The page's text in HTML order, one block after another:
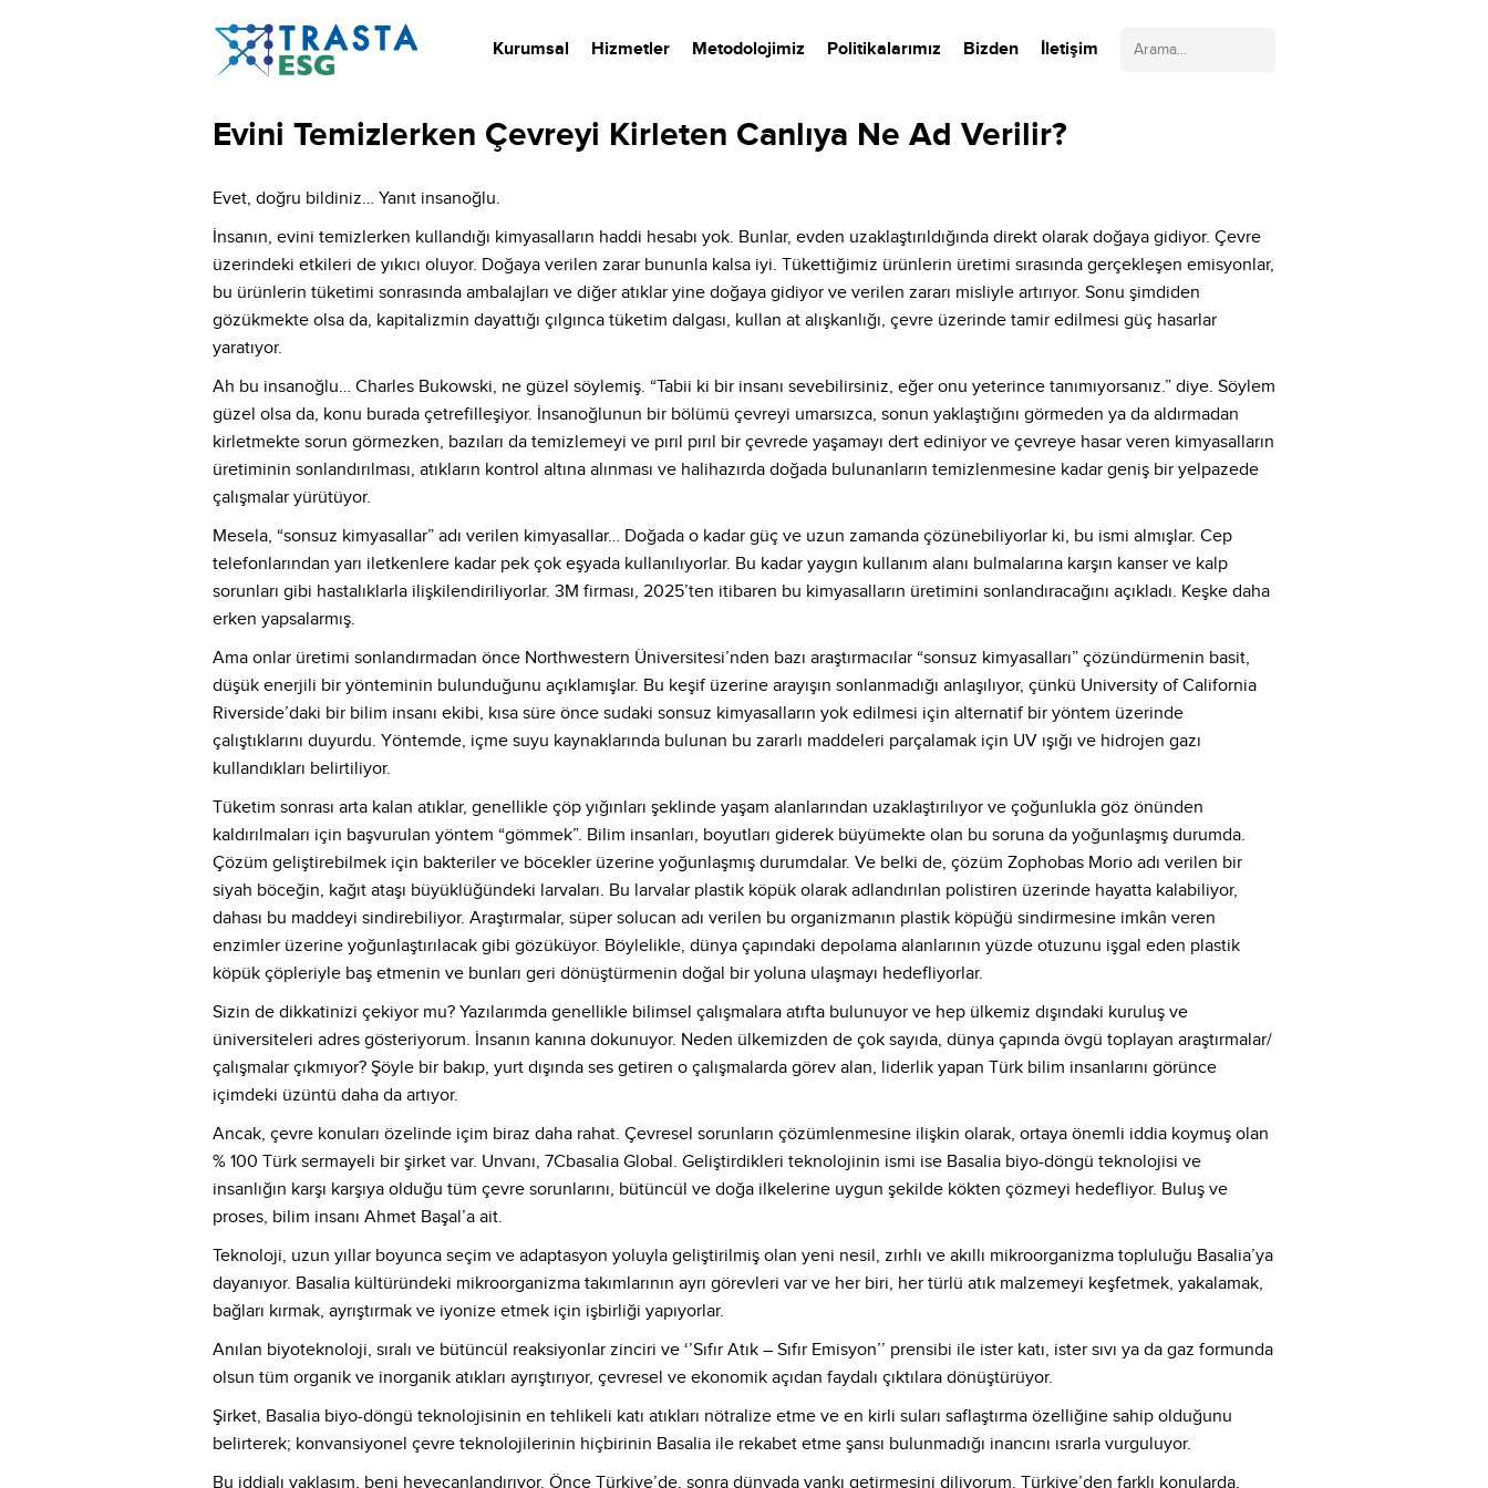
Kurumsal Hizmetler Metodolojimiz Politikalarımız Bizden İletişim Arama:
Evini Temizlerken Çevreyi Kirleten Canlıya Ne Ad Verilir?
Evet, doğru bildiniz… Yanıt insanoğlu.
İnsanın, evini temizlerken kullandığı kimyasalların haddi hesabı yok. Bunlar, evden uzaklaştırıldığında direkt olarak doğaya gidiyor. Çevre
üzerindeki etkileri de yıkıcı oluyor. Doğaya verilen zarar bununla kalsa iyi. Tükettiğimiz ürünlerin üretimi sırasında gerçekleşen emisyonlar,
bu ürünlerin tüketimi sonrasında ambalajları ve diğer atıklar yine doğaya gidiyor ve verilen zararı misliyle artırıyor. Sonu şimdiden
gözükmekte olsa da, kapitalizmin dayattığı çılgınca tüketim dalgası, kullan at alışkanlığı, çevre üzerinde tamir edilmesi güç hasarlar
yaratıyor.
Ah bu insanoğlu… Charles Bukowski, ne güzel söylemiş. “Tabii ki bir insanı sevebilirsiniz, eğer onu yeterince tanımıyorsanız.” diye. Söylem
güzel olsa da, konu burada çetrefilleşiyor. İnsanoğlunun bir bölümü çevreyi umarsızca, sonun yaklaştığını görmeden ya da aldırmadan
kirletmekte sorun görmezken, bazıları da temizlemeyi ve pırıl pırıl bir çevrede yaşamayı dert ediniyor ve çevreye hasar veren kimyasalların
üretiminin sonlandırılması, atıkların kontrol altına alınması ve halihazırda doğada bulunanların temizlenmesine kadar geniş bir yelpazede
çalışmalar yürütüyor.
Mesela, “sonsuz kimyasallar” adı verilen kimyasallar… Doğada o kadar güç ve uzun zamanda çözünebiliyorlar ki, bu ismi almışlar. Cep
telefonlarından yarı iletkenlere kadar pek çok eşyada kullanılıyorlar. Bu kadar yaygın kullanım alanı bulmalarına karşın kanser ve kalp
sorunları gibi hastalıklarla ilişkilendiriliyorlar. 3M firması, 2025’ten itibaren bu kimyasalların üretimini sonlandıracağını açıkladı. Keşke daha
erken yapsalarmış.
Ama onlar üretimi sonlandırmadan önce Northwestern Üniversitesi’nden bazı araştırmacılar “sonsuz kimyasalları” çözündürmenin basit,
düşük enerjili bir yönteminin bulunduğunu açıklamışlar. Bu keşif üzerine arayışın sonlanmadığı anlaşılıyor, çünkü University of California
Riverside’daki bir bilim insanı ekibi, kısa süre önce sudaki sonsuz kimyasalların yok edilmesi için alternatif bir yöntem üzerinde
çalıştıklarını duyurdu. Yöntemde, içme suyu kaynaklarında bulunan bu zararlı maddeleri parçalamak için UV ışığı ve hidrojen gazı
kullandıkları belirtiliyor.
Tüketim sonrası arta kalan atıklar, genellikle çöp yığınları şeklinde yaşam alanlarından uzaklaştırılıyor ve çoğunlukla göz önünden
kaldırılmaları için başvurulan yöntem “gömmek”. Bilim insanları, boyutları giderek büyümekte olan bu soruna da yoğunlaşmış durumda.
Çözüm geliştirebilmek için bakteriler ve böcekler üzerine yoğunlaşmış durumdalar. Ve belki de, çözüm Zophobas Morio adı verilen bir
siyah böceğin, kağıt ataşı büyüklüğündeki larvaları. Bu larvalar plastik köpük olarak adlandırılan polistiren üzerinde hayatta kalabiliyor,
dahası bu maddeyi sindirebiliyor. Araştırmalar, süper solucan adı verilen bu organizmanın plastik köpüğü sindirmesine imkân veren
enzimler üzerine yoğunlaştırılacak gibi gözüküyor. Böylelikle, dünya çapındaki depolama alanlarının yüzde otuzunu işgal eden plastik
köpük çöpleriyle baş etmenin ve bunları geri dönüştürmenin doğal bir yoluna ulaşmayı hedefliyorlar.
Sizin de dikkatinizi çekiyor mu? Yazılarımda genellikle bilimsel çalışmalara atıfta bulunuyor ve hep ülkemiz dışındaki kuruluş ve
üniversiteleri adres gösteriyorum. İnsanın kanına dokunuyor. Neden ülkemizden de çok sayıda, dünya çapında övgü toplayan araştırmalar/
çalışmalar çıkmıyor? Şöyle bir bakıp, yurt dışında ses getiren o çalışmalarda görev alan, liderlik yapan Türk bilim insanlarını görünce
içimdeki üzüntü daha da artıyor.
Ancak, çevre konuları özelinde içim biraz daha rahat. Çevresel sorunların çözümlenmesine ilişkin olarak, ortaya önemli iddia koymuş olan
% 100 Türk sermayeli bir şirket var. Unvanı, 7Cbasalia Global. Geliştirdikleri teknolojinin ismi ise Basalia biyo-döngü teknolojisi ve
insanlığın karşı karşıya olduğu tüm çevre sorunlarını, bütüncül ve doğa ilkelerine uygun şekilde kökten çözmeyi hedefliyor. Buluş ve
proses, bilim insanı Ahmet Başal’a ait.
Teknoloji, uzun yıllar boyunca seçim ve adaptasyon yoluyla geliştirilmiş olan yeni nesil, zırhlı ve akıllı mikroorganizma topluluğu Basalia’ya
dayanıyor. Basalia kültüründeki mikroorganizma takımlarının ayrı görevleri var ve her biri, her türlü atık malzemeyi keşfetmek, yakalamak,
bağları kırmak, ayrıştırmak ve iyonize etmek için işbirliği yapıyorlar.
Anılan biyoteknoloji, sıralı ve bütüncül reaksiyonlar zinciri ve ‘’Sıfır Atık – Sıfır Emisyon’’ prensibi ile ister katı, ister sıvı ya da gaz formunda
olsun tüm organik ve inorganik atıkları ayrıştırıyor, çevresel ve ekonomik açıdan faydalı çıktılara dönüştürüyor.
Şirket, Basalia biyo-döngü teknolojisinin en tehlikeli katı atıkları nötralize etme ve en kirli suları saflaştırma özelliğine sahip olduğunu
belirterek; konvansiyonel çevre teknolojilerinin hiçbirinin Basalia ile rekabet etme şansı bulunmadığı inancını ısrarla vurguluyor.
Bu iddialı yaklaşım, beni heyecanlandırıyor. Önce Türkiye’de, sonra dünyada yankı getirmesini diliyorum. Türkiye’den farklı konularda,